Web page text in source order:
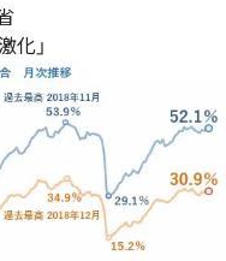
化」